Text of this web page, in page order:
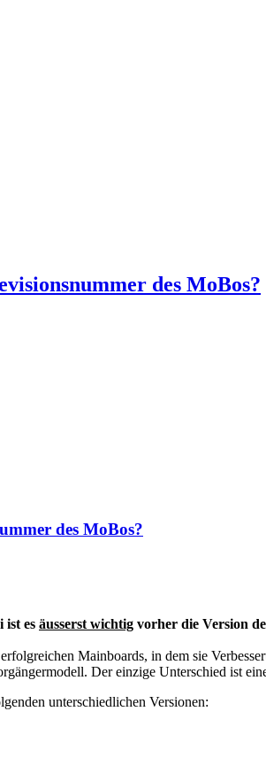
des MoBos?
des MoBos?
ist es äusserst wichtig vorher die Version
Mainboards, in dem sie
Der einzige Unterschied ist
unterschiedlichen Versionen: